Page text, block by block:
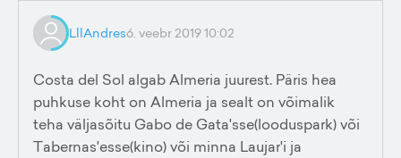
LllAndres6. veebr 2019 10:02
Costa del Sol algab Almeria juurest. Päris hea
puhkuse koht on Almeria ja sealt on võimalik
teha väljasõitu Gabo de Gata'sse(looduspark) või
Tabernas'esse(kino) või minna Laujar'i ja